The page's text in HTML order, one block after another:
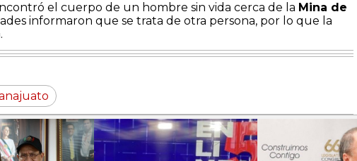
el cuerpo de un hombre sin vida cerca de la Mina de
informaron que se trata de otra persona, por lo que la